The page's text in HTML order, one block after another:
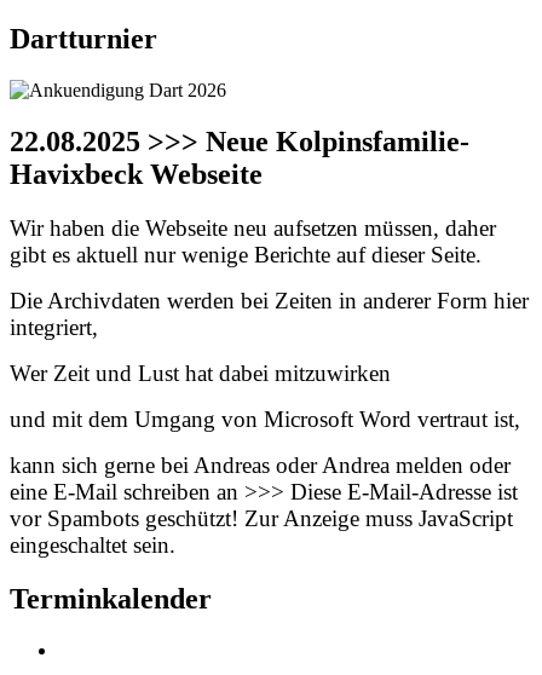
Dartturnier
22.08.2025 >>> Neue Kolpinsfamilie-
Havixbeck Webseite
Wir haben die Webseite neu aufsetzen müssen, daher
gibt es aktuell nur wenige Berichte auf dieser Seite.
Die Archivdaten werden bei Zeiten in anderer Form hier
integriert,
Wer Zeit und Lust hat dabei mitzuwirken
und mit dem Umgang von Microsoft Word vertraut ist,
kann sich gerne bei Andreas oder Andrea melden oder
eine E-Mail schreiben an >>> Diese E-Mail-Adresse ist
vor Spambots geschützt! Zur Anzeige muss JavaScript
eingeschaltet sein.
Terminkalender